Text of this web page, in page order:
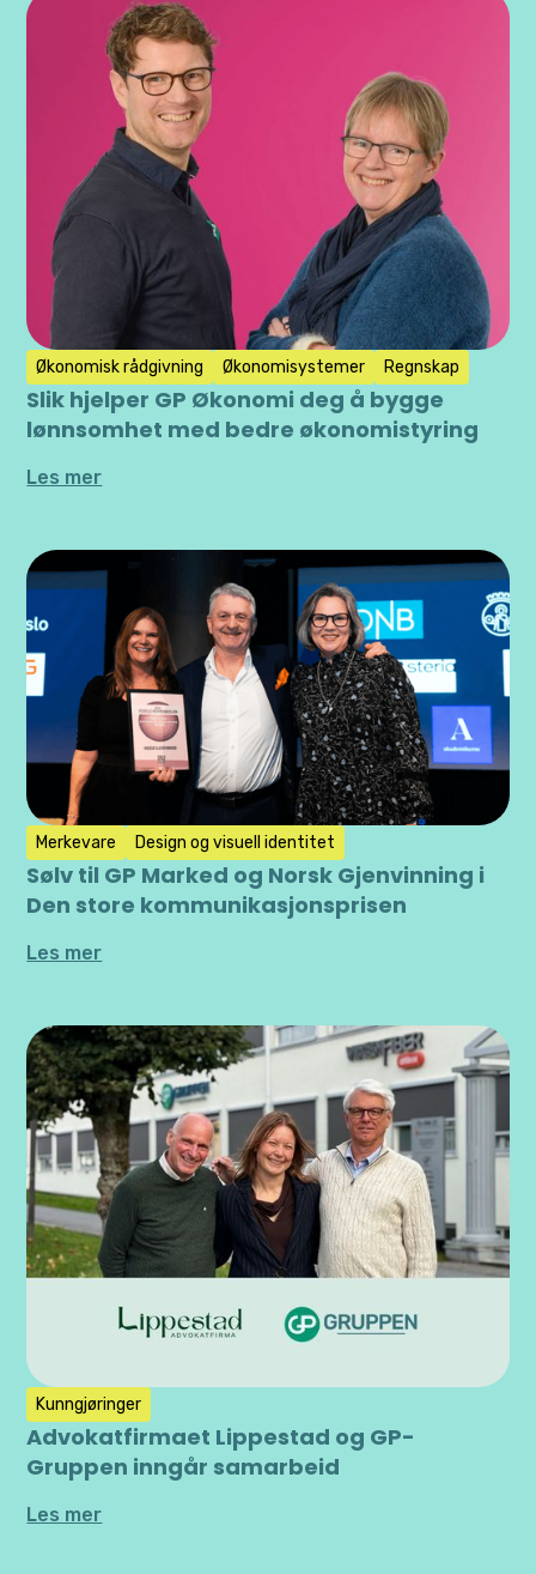
Økonomisk rådgivning Økonomisystemer Regnskap
Slik hjelper GP Økonomi deg å bygge
lønnsomhet med bedre økonomistyring
Les mer
Merkevare Design og visuell identitet
Sølv til GP Marked og Norsk Gjenvinning i
Den store kommunikasjonsprisen
Les mer
Kunngjøringer
Advokatfirmaet Lippestad og GP-
Gruppen inngår samarbeid
Les mer